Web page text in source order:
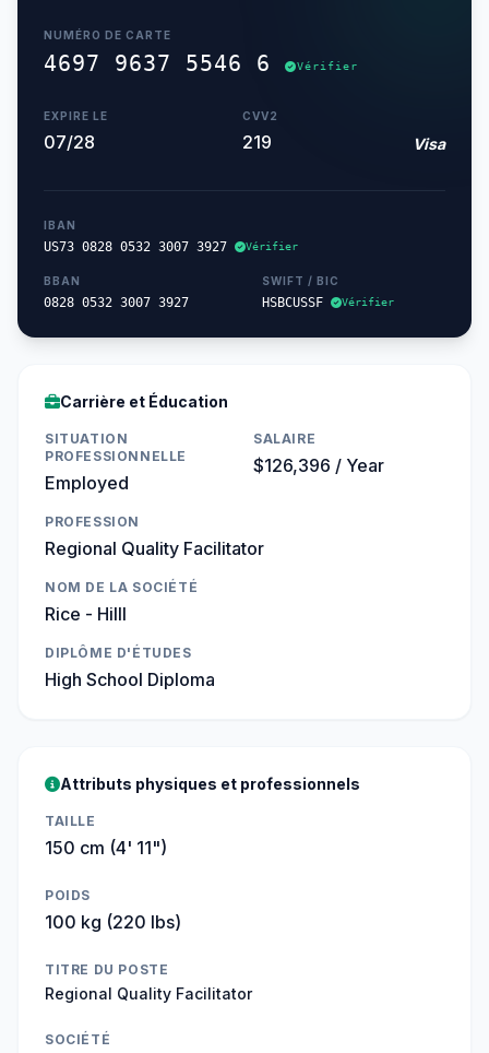
NUMÉRO DE CARTE
4697 9637 5546 6 Vérifier
EXPIRE LE
07/28
CVV2
219 Visa
IBAN
US73 0828 0532 3007 3927 Vérifier
BBAN
0828 0532 3007 3927
SWIFT / BIC
HSBCUSSF Vérifier
Carrière et Éducation
SITUATION
PROFESSIONNELLE
Employed
SALAIRE
$126,396 / Year
PROFESSION
Regional Quality Facilitator
NOM DE LA SOCIÉTÉ
Rice - Hilll
DIPLÔME D'ÉTUDES
High School Diploma
Attributs physiques et professionnels
TAILLE
150 cm (4' 11")
POIDS
100 kg (220 lbs)
TITRE DU POSTE
Regional Quality Facilitator
SOCIÉTÉ